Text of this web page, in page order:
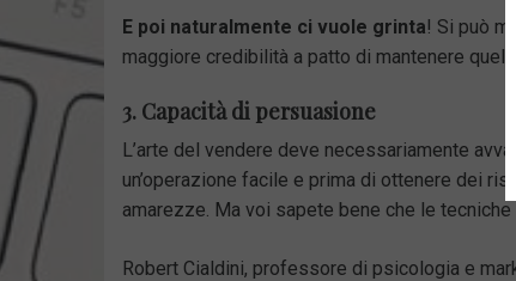
E poi naturalmente ci vuole grinta! Si può
maggiore credibilità a patto di mantenere
3. Capacità di persuasione
L’arte del vendere deve necessariamente
un’operazione facile e prima di ottenere dei
amarezze. Ma voi sapete bene che le
Robert Cialdini, professore di psicologia e